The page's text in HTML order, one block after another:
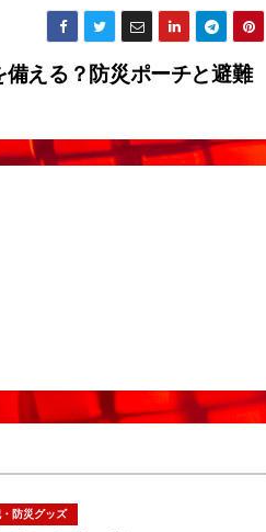
備える？防災ポーチと避難
防災グッズ